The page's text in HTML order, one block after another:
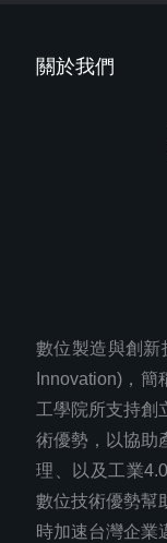
關於我們
數位製造與創新
Innovation)，
工學院所支持創
術優勢，以協助
理、以及工業
數位技術優勢幫
時加速台灣企業